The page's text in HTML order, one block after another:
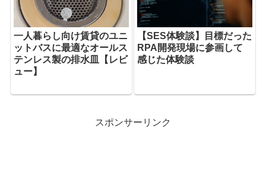
一人暮らし向け賃貸のユニ
ットバスに最適なオールス
テンレス製の排水皿【レビ
ュー】
【SES体験談】目標だった
RPA開発現場に参画して
感じた体験談
スポンサーリンク